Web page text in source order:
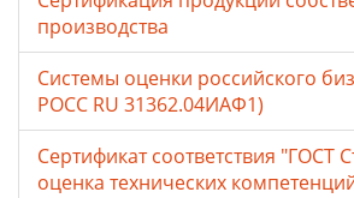
производства
Системы оценки российского
РОСС RU 31362.04ИАФ1)
Сертификат соответствия "ГОСТ
оценка технических